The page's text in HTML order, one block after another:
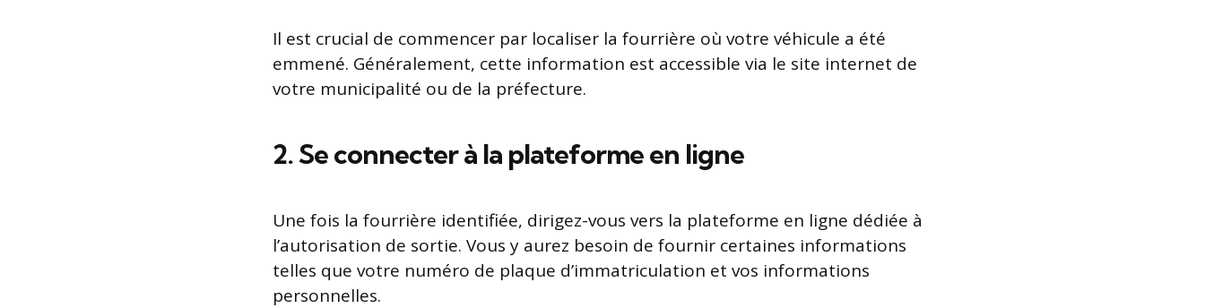
Il est crucial de commencer par localiser la fourrière où votre véhicule a été
emmené. Généralement, cette information est accessible via le site internet de
votre municipalité ou de la préfecture.
2. Se connecter à la plateforme en ligne
Une fois la fourrière identifiée, dirigez-vous vers la plateforme en ligne dédiée à
l’autorisation de sortie. Vous y aurez besoin de fournir certaines informations
telles que votre numéro de plaque d’immatriculation et vos informations
personnelles.